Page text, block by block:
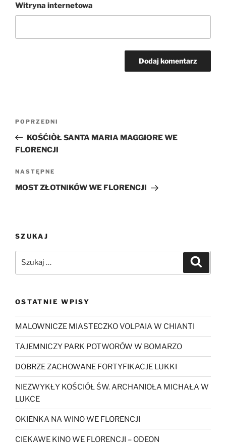
Witryna internetowa
wpisu
Poprzedni
wpis
POPRZEDNI
KOŚĆIÒŁ SANTA MARIA MAGGIORE WE
FLORENCJI
Następny
wpis
NASTĘPNE
MOST ZŁOTNIKÓW WE FLORENCJI
SZUKAJ
OSTATNIE WPISY
MALOWNICZE MIASTECZKO VOLPAIA W CHIANTI
TAJEMNICZY PARK POTWORÓW W BOMARZO
DOBRZE ZACHOWANE FORTYFIKACJE LUKKI
NIEZWYKŁY KOŚCIÓŁ ŚW. ARCHANIOŁA MICHAŁA W
LUKCE
OKIENKA NA WINO WE FLORENCJI
CIEKAWE KINO WE FLORENCJI – ODEON